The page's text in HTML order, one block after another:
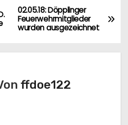
02.05.18: Döpplinger
Feuerwehrmitglieder
wurden ausgezeichnet
ffdoe122